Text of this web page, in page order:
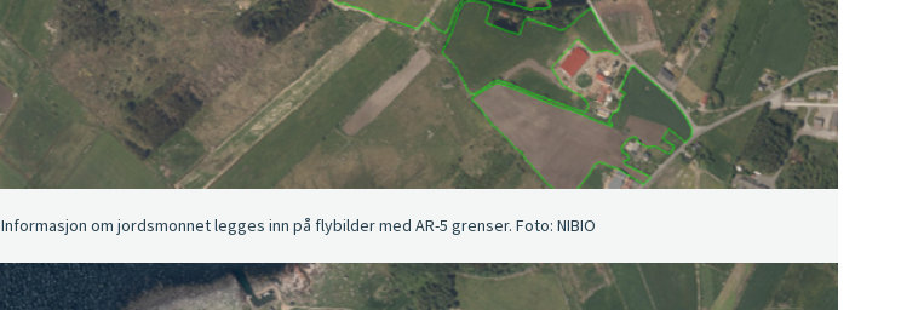
Informasjon om jordsmonnet legges inn på flybilder med AR-5 grenser. Foto: NIBIO